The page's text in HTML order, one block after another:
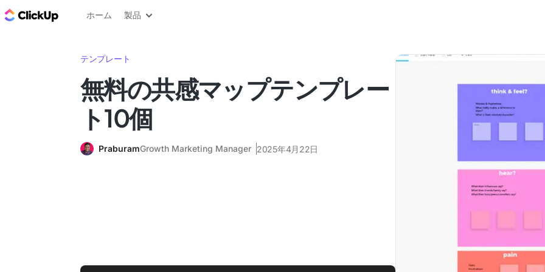
ClickUp ブログ
ホーム 製品
テンプレート
無料の共感マップテンプレー
ト10個
PraburamGrowth Marketing Manager 2025年4月22日